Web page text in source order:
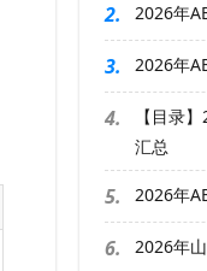
2. 2026年
3. 2026年
4.
【目录
汇总
5. 2026年
6. 2026年